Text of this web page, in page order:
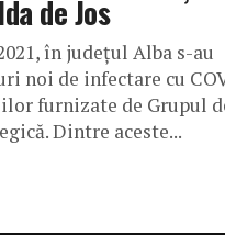
de Jos
în județul Alba s-au
noi de infectare cu
furnizate de Grupul
Dintre aceste...